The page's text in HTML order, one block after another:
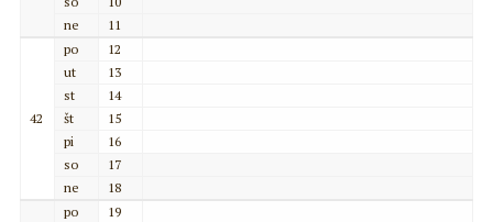
ne
11
42
po
12
ut
13
st
14
št
15
pi
16
so
17
ne
18
po
19